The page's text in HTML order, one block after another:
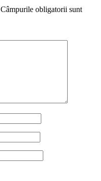
Câmpurile obligatorii sunt